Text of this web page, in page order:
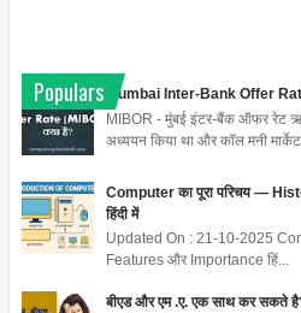
Populars
Mumbai Inter-Bank Offer
MIBOR - मुंबई इंटर-बैंक ऑफर रेट
अध्ययन किया था और कॉल मनी
Computer का पूरा परिचय —
हिंदी में
Updated On : 21-10-2025
Features और Importance हिं...
बीएड और एम .ए. एक साथ कर सकते